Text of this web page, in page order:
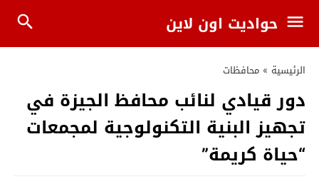
حواديت اون لاين
الرئيسية » محافظات
دور قيادي لنائب محافظ الجيزة في
تجهيز البنية التكنولوجية لمجمعات
“حياة كريمة”